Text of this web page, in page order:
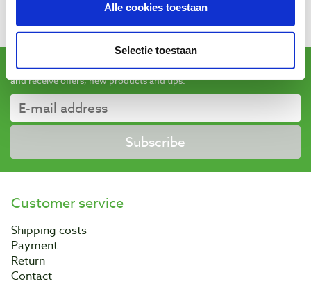
Alle cookies toestaan
Selectie toestaan
Sign up for our newsletter
and receive offers, new products and tips.
Subscribe
Customer service
Shipping costs
Payment
Return
Contact